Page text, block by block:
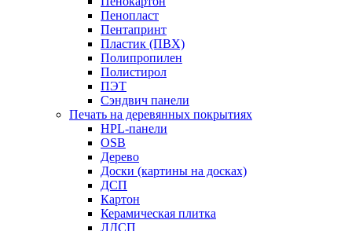
Пенопласт
Пентапринт
Пластик (ПВХ)
Полипропилен
Полистирол
ПЭТ
Сэндвич панели
Печать на деревянных покрытиях
HPL-панели
OSB
Дерево
Доски (картины на досках)
ДСП
Картон
Керамическая плитка
ЛДСП